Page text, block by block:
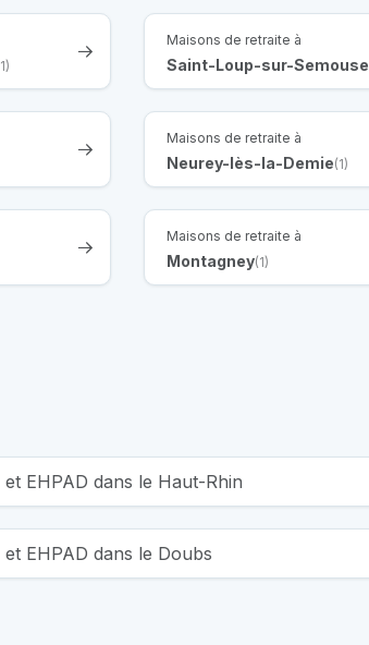
Maisons de retraite à
Saint-Loup-sur-Semouse
Maisons de retraite à
Neurey-lès-la-Demie(1)
Maisons de retraite à
Montagney(1)
EHPAD dans le Haut-Rhin
EHPAD dans le Doubs